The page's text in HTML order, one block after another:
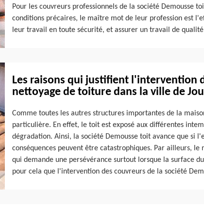
Pour les couvreurs professionnels de la société Demousse
conditions précaires, le maître mot de leur profession est
leur travail en toute sécurité, et assurer un travail de
Les raisons qui justifient l'intervention
nettoyage de toiture dans la ville de
Comme toutes les autres structures importantes de la
particulière. En effet, le toit est exposé aux différentes
dégradation. Ainsi, la société Demousse toit avance que si
conséquences peuvent être catastrophiques. Par ailleurs,
qui demande une persévérance surtout lorsque la surface
pour cela que l'intervention des couvreurs de la société